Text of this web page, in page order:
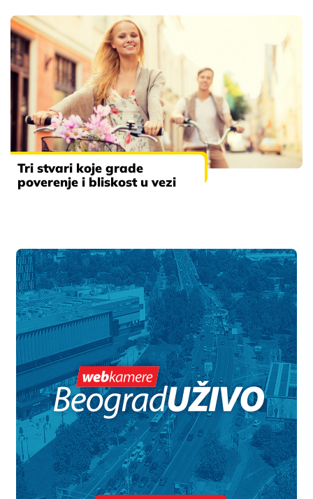
Tri stvari koje grade
poverenje i bliskost u vezi